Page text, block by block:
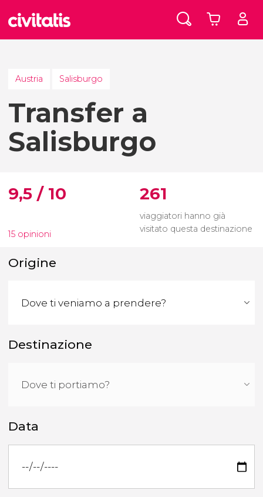
Austria Salisburgo
Transfer a
Salisburgo
9,5 / 10
15 opinioni
261
viaggiatori hanno già
visitato questa destinazione
Origine
Destinazione
Data